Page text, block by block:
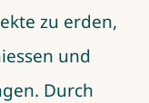
zu erden,
und
Durch